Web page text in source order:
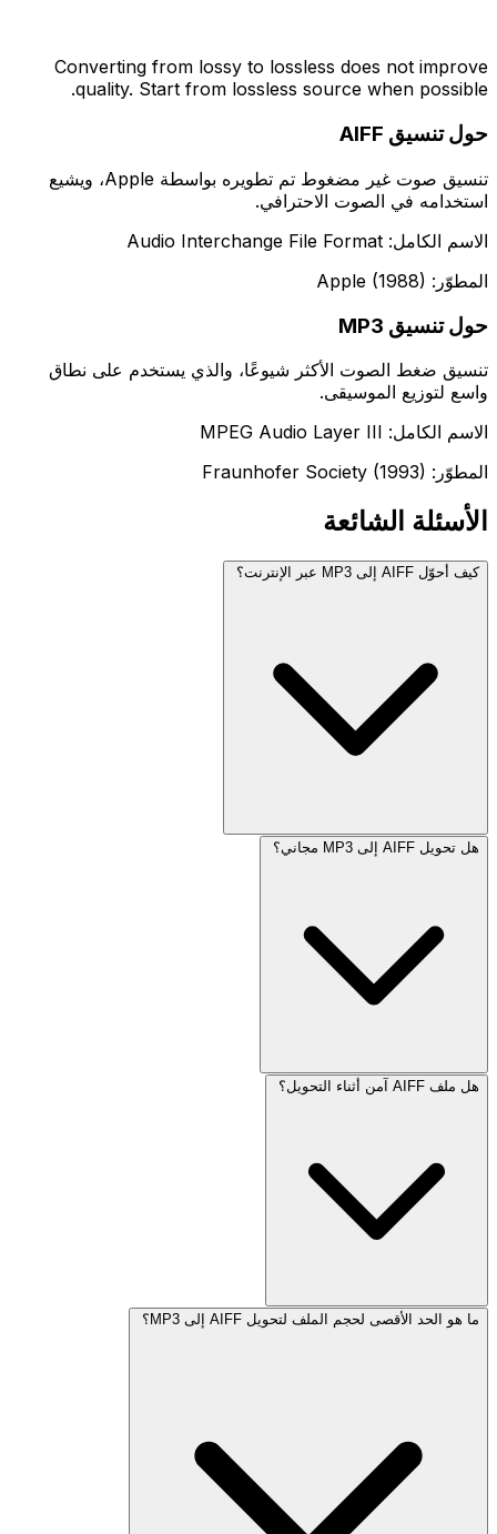
Converting from lossy to lossless does not improve
quality. Start from lossless source when possible.
حول تنسيق AIFF
تنسيق صوت غير مضغوط تم تطويره بواسطة Apple، ويشيع
استخدامه في الصوت الاحترافي.
الاسم الكامل: Audio Interchange File Format
المطوّر: Apple (1988)
حول تنسيق MP3
تنسيق ضغط الصوت الأكثر شيوعًا، والذي يستخدم على نطاق
واسع لتوزيع الموسيقى.
الاسم الكامل: MPEG Audio Layer III
المطوّر: Fraunhofer Society (1993)
الأسئلة الشائعة
كيف أحوّل AIFF إلى MP3 عبر الإنترنت؟
هل تحويل AIFF إلى MP3 مجاني؟
هل ملف AIFF آمن أثناء التحويل؟
ما هو الحد الأقصى لحجم الملف لتحويل AIFF إلى MP3؟